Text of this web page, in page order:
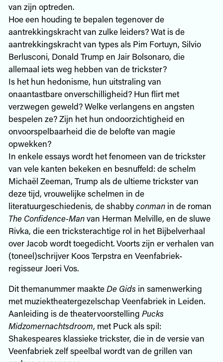
van zijn optreden.
Hoe een houding te bepalen tegenover de
aantrekkingskracht van zulke leiders? Wat is de
aantrekkingskracht van types als Pim Fortuyn, Silvio
Berlusconi, Donald Trump en Jair Bolsonaro, die
allemaal iets weg hebben van de trickster?
Is het hun hedonisme, hun uitstraling van
onaantastbare onverschilligheid? Hun flirt met
verzwegen geweld? Welke verlangens en angsten
bespelen ze? Zijn het hun ondoorzichtigheid en
onvoorspelbaarheid die de belofte van magie
opwekken?
In enkele essays wordt het fenomeen van de trickster
van vele kanten bekeken en besnuffeld: de schelm
Michaël Zeeman, Trump als de ultieme trickster van
deze tijd, vrouwelijke schelmen in de
literatuurgeschiedenis, de shabbyconmanin de roman
The Confidence-Manvan Herman Melville, en de sluwe
Rivka, die een trickster­achtige rol in het Bijbelverhaal
over Jacob wordt toegedicht. Voorts zijn er verhalen van
(toneel)schrijver Koos Terpstra en Veenfabriek-
regisseur Joeri Vos.
Dit themanummer maakteDe Gids in samenwerking
met muziektheatergezelschap Veenfabriek in Leiden.
Aanleiding is de theatervoorstelling Pucks
Midzomernachtsdroom, met Puck als spil:
Shakespeares klassieke trickster, die in de versie van
Veenfabriek zelf speelbal wordt van de grillen van